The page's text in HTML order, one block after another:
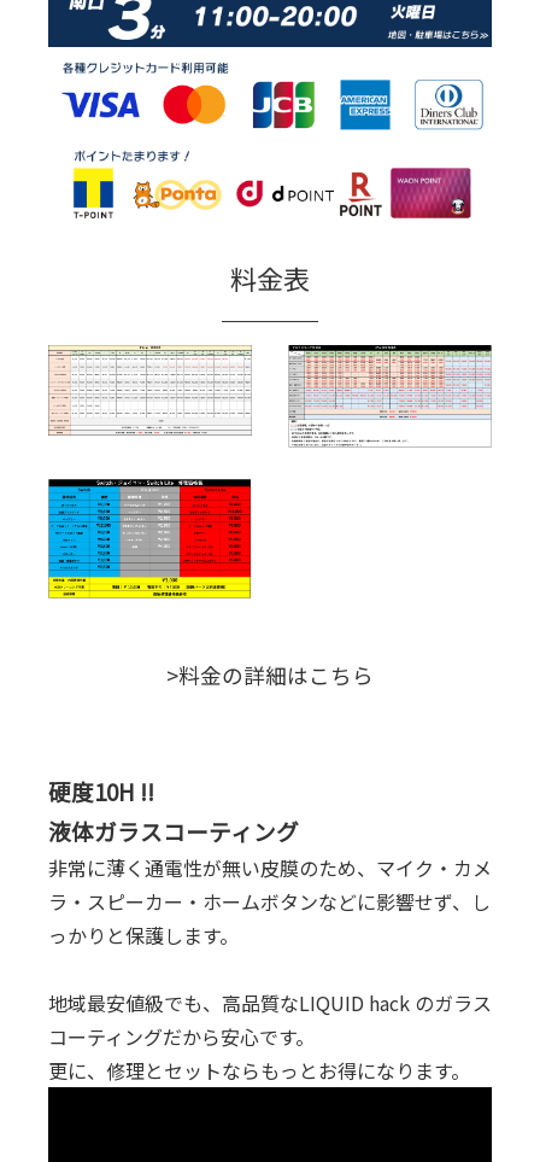
料金表
>料金の詳細はこちら
硬度10H !!
液体ガラスコーティング
非常に薄く通電性が無い皮膜のため、マイク・カメ
ラ・スピーカー・ホームボタンなどに影響せず、し
っかりと保護します。
地域最安値級でも、高品質なLIQUID hack のガラス
コーティングだから安心です。
更に、修理とセットならもっとお得になります。